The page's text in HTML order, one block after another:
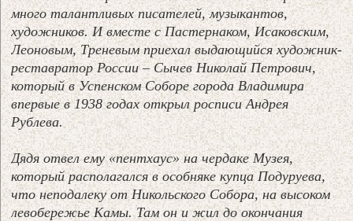
много талантливых писателей, музыкантов,
художников. И вместе с Пастернаком, Исаковским,
Леоновым, Треневым приехал выдающийся художник-
реставратор России – Сычев Николай Петрович,
который в Успенском Соборе города Владимира
впервые в 1938 годах открыл росписи Андрея
Рублева.
Дядя отвел ему «пентхаус» на чердаке Музея,
который располагался в особняке купца Подуруева,
что неподалеку от Никольского Собора, на высоком
левобережье Камы. Там он и жил до окончания